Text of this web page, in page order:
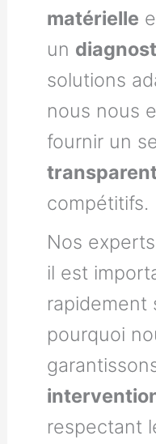
matérielle
un
solutions
nous nous
fournir un
compétitifs.
Nos
il est
rapidement
pourquoi
respectant